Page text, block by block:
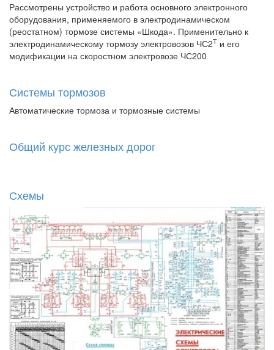
Рассмотрены устройство и работа основного электронного
оборудования, применяемого в электродинамическом
(реостатном) тормозе системы «Шкода». Применительно к
электродинамическому тормозу электровозов ЧС2Т и его
модификации на скоростном электровозе ЧС200
Системы тормозов
Автоматические тормоза и тормозные системы
Общий курс железных дорог
Схемы